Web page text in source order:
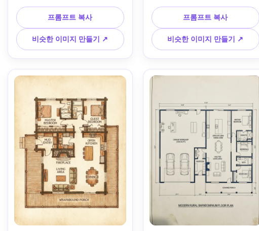
대한 정확한 건축 청사진을 만드세
요. 선명한 흑백 라인워크, 라벨이
붙은 방, 문과 창문 표시, 균형 잡
힌 비율, 전문적인 제안 명확성이
있는 상향식 2D 레이아웃을 보여
줍니다.
프롬프트 복사
비슷한 이미지 만들기 ↗
실 2개 주택에 대한 기술적인 평면
도를 생성하세요. 측정된 벽, 깔끔
한 기하학, 단색 드래프팅 미학, 읽
기 쉬운 라벨, 미묘한 치수 신호 및
대비가 높은 인쇄 가능한 상단 보
기 프레젠테이션을 사용하세요.
프롬프트 복사
비슷한 이미지 만들기 ↗